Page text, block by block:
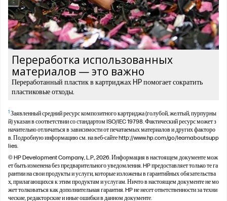
Переработка использованных
материалов — это важно
Переработанный пластик в картриджах HP помогает сократить
пластиковые отходы.
1 Заявленный средний ресурс композитного картриджа (голубой, желтый, пурпурны
й) указан в соответствии со стандартом ISO/IEC 19798. Фактический ресурс может з
начительно отличаться в зависимости от печатаемых материалов и других факторо
в. Подробную информацию см. на веб-сайте http://www.hp.com/go/learnaboutsupp
lies.
© HP Development Company, L.P., 2026. Информация в настоящем документе мож
ет быть изменена без предварительного уведомления. HP предоставляет только те га
рантии на свои продукты и услуги, которые изложены в гарантийных обязательства
х, прилагающихся к этим продуктам и услугам. Ничто в настоящем документе не мо
жет толковаться как дополнительная гарантия. HP не несет ответственности за техни
ческие, редакторские и иные ошибки в данном документе.